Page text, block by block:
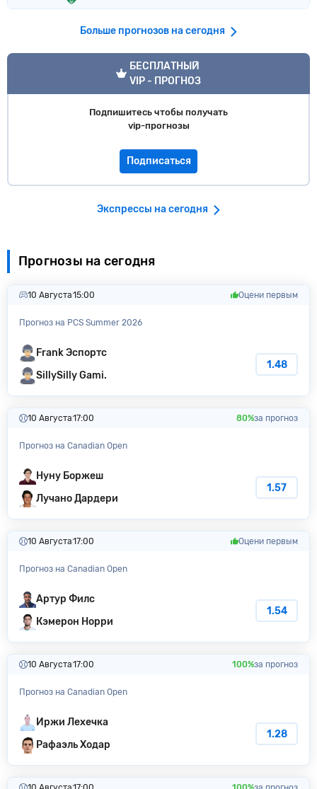
Больше прогнозов на сегодня
VIP прогноз
БЕСПЛАТНЫЙ
VIP - ПРОГНОЗ
Подпишитесь чтобы получать
vip-прогнозы
Подписаться
Экспрессы на сегодня
Прогнозы на сегодня
10 Августа15:00 Оцени первым
Прогноз на PCS Summer 2026
Frank Эспортс
SillySilly Gami.
1.48
10 Августа17:00 80%за прогноз
Прогноз на Canadian Open
Нуну Боржеш
Лучано Дардери
1.57
10 Августа17:00 Оцени первым
Прогноз на Canadian Open
Артур Филс
Кэмерон Норри
1.54
10 Августа17:00 100%за прогноз
Прогноз на Canadian Open
Иржи Лехечка
Рафаэль Ходар
1.28